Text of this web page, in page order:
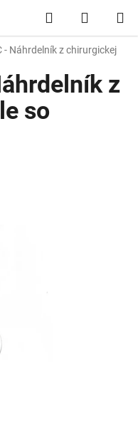
Hľadať
KOŠÍK
- Náhrdelník z chirurgickej
z
so